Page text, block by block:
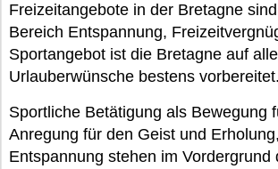
Freizeitangebote in der Bretagne
Bereich Entspannung,
Sportangebot ist die Bretagne auf alle
Urlauberwünsche bestens vorbereitet.
Sportliche Betätigung als Bewegung
Anregung für den Geist und
Entspannung stehen im Vordergrund